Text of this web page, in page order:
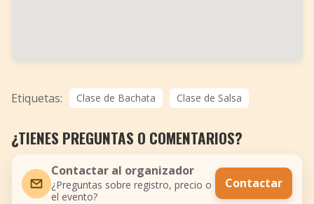
Etiquetas: Clase de Bachata Clase de Salsa
¿TIENES PREGUNTAS O COMENTARIOS?
Contactar al organizador
¿Preguntas sobre registro, precio o
el evento?
Contactar